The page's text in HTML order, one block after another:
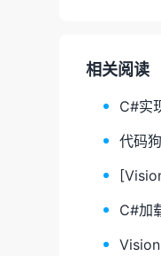
相关阅读
C#实
代码
C#加